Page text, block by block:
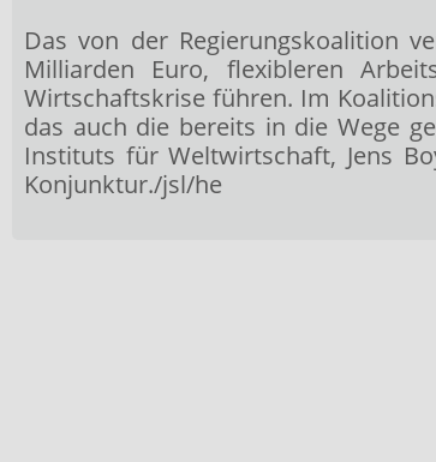
Das von der Regierungskoalition
Milliarden Euro, flexibleren
Wirtschaftskrise führen. Im
das auch die bereits in die Wege
Instituts für Weltwirtschaft, Jens
Konjunktur./jsl/he